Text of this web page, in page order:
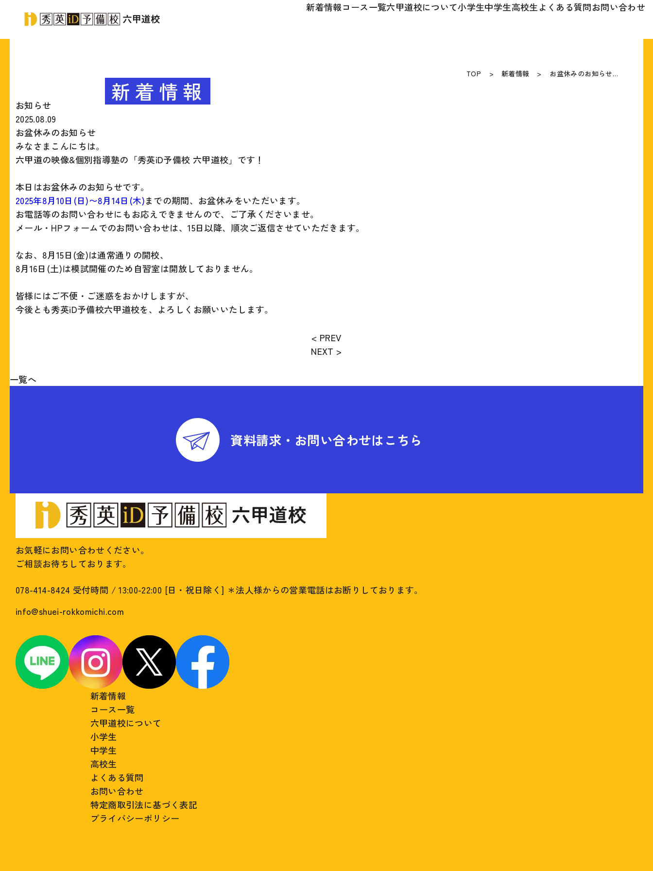
新着情報コース一覧六甲道校について小学生中学生高校生よくある質問お問い合わせ
新着情報
TOP 新着情報 お盆休みのお知らせ…
お知らせ
2025.08.09
お盆休みのお知らせ
みなさまこんにちは。
六甲道の映像&個別指導塾の「秀英iD予備校 六甲道校」です！
本日はお盆休みのお知らせです。
2025年8月10日(日)〜8月14日(木)までの期間、お盆休みをいただいます。
お電話等のお問い合わせにもお応えできませんので、ご了承くださいませ。
メール・HPフォームでのお問い合わせは、15日以降、順次ご返信させていただきます。
なお、8月15日(金)は通常通りの開校、
8月16日(土)は模試開催のため自習室は開放しておりません。
皆様にはご不便・ご迷惑をおかけしますが、
今後とも秀英iD予備校六甲道校を、よろしくお願いいたします。
< PREV
NEXT >
一覧へ
資料請求・お問い合わせはこちら
お気軽にお問い合わせください。
ご相談お待ちしております。
078-414-8424 受付時間 / 13:00-22:00 [日・祝日除く] ＊法人様からの営業電話はお断りしております。
info@shuei-rokkomichi.com
新着情報
コース一覧
六甲道校について
小学生
中学生
高校生
よくある質問
お問い合わせ
特定商取引法に基づく表記
プライバシーポリシー